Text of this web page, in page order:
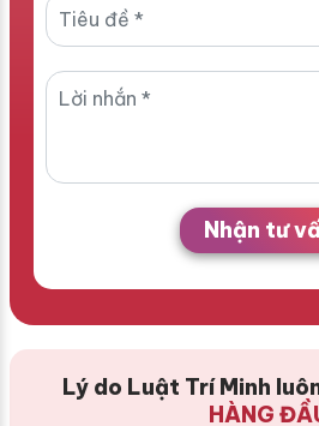
Nhận tư
Lý do Luật Trí Minh
HÀNG